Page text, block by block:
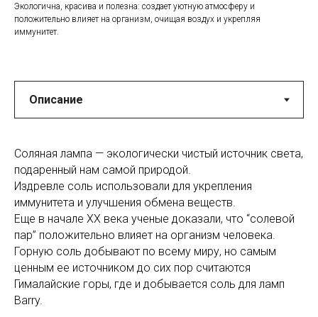
Экологична, красива и полезна: создает уютную атмосферу и
положительно влияет на организм, очищая воздух и укрепляя
иммунитет.
Соляная лампа — экологически чистый источник света,
подаренный нам самой природой.
Издревле соль использовали для укрепления
иммунитета и улучшения обмена веществ.
Еще в начале XX века ученые доказали, что “солевой
пар” положительно влияет на организм человека.
Горную соль добывают по всему миру, но самым
ценным ее источником до сих пор считаются
Гималайские горы, где и добывается соль для ламп
Barry.